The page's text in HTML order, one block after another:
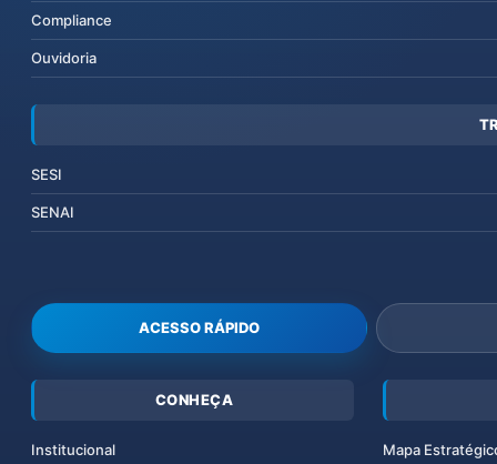
Compliance
Ouvidoria
SESI
SENAI
ACESSO RÁPIDO
CONHEÇA
Institucional Mapa